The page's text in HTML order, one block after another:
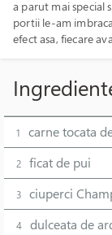
a parut mai special
portii le-am
efect asa, fiecare
1 carne tocata
2 ficat de pui
3 ciuperci
4 dulceata de